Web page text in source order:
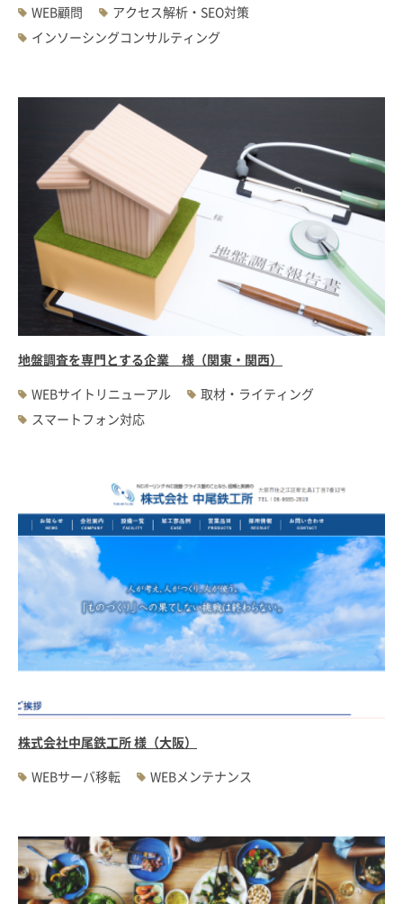
WEB顧問
アクセス解析・SEO対策
インソーシングコンサルティング
地盤調査を専門とする企業 様（関東・関西）
WEBサイトリニューアル
取材・ライティング
スマートフォン対応
株式会社中尾鉄工所 様（大阪）
WEBサーバ移転
WEBメンテナンス